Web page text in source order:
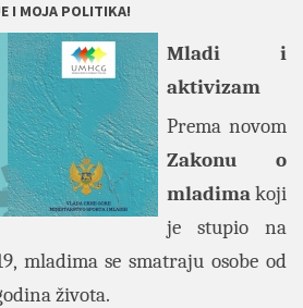
I MOJA POLITIKA!
Mladi i
aktivizam
Prema novom
Zakonu o
mladimakoji
je stupio na
mladima se smatraju osobe od
života.